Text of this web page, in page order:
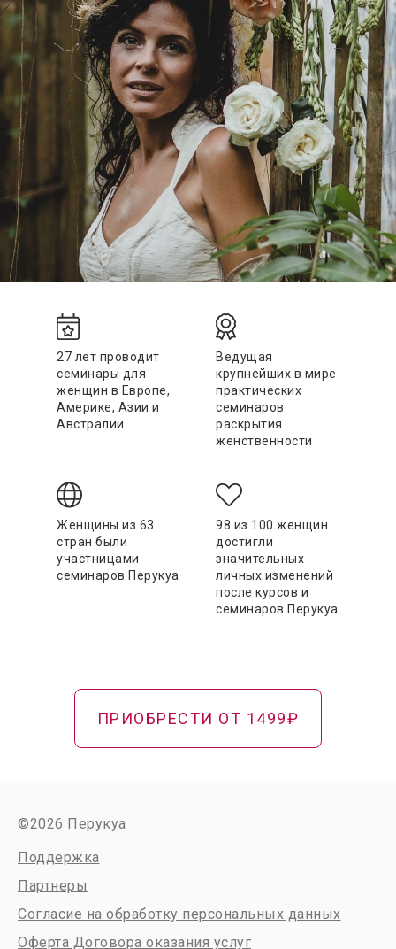
27 лет проводит
семинары для
женщин в Европе,
Америке, Азии и
Австралии
Ведущая
крупнейших в мире
практических
семинаров
раскрытия
женственности
Женщины из 63
стран были
участницами
семинаров Перукуа
98 из 100 женщин
достигли
значительных
личных изменений
после курсов и
семинаров Перукуа
ПРИОБРЕСТИ ОТ 1499₽
©2026 Перукуа
Поддержка
Партнеры
Согласие на обработку персональных данных
Оферта Договора оказания услуг